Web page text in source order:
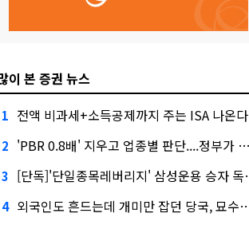
이 본 증권 뉴스
1 전액 비과세+소득공제까지 주는 ISA 나온다
2 'PBR 0.8배' 지우고 업종별 판단....정부가 제시한 '주가 누르기' 방지법
3 [단독]'단일종목레버리지' 삼성운용 승자 독식...운용수익 미래에셋의 6배
4 외국인도 흔드는데 개미만 잡던 당국, 묘수는 과다호가부담금?